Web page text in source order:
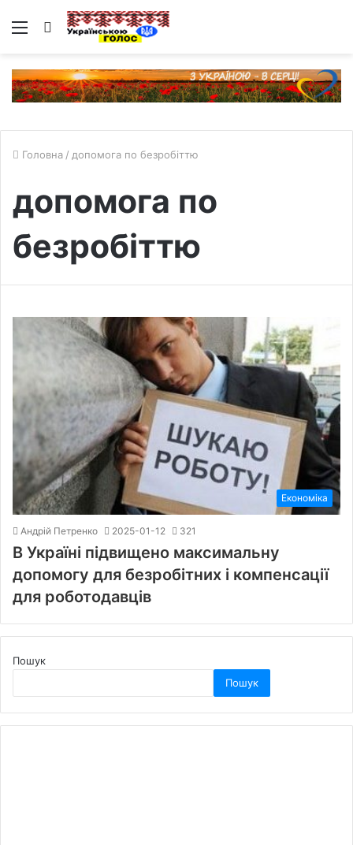
Меню Пошук
Головна / допомога по безробіттю
допомога по
безробіттю
Економіка
Андрій Петренко 2025-01-12 321
В Україні підвищено максимальну
допомогу для безробітних і компенсації
для роботодавців
Пошук
Пошук